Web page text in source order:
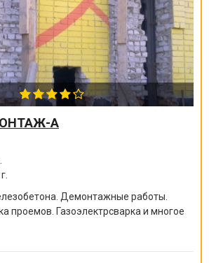
А
Демонтажные работы.
проемов. Газоэлектрсварка и многое